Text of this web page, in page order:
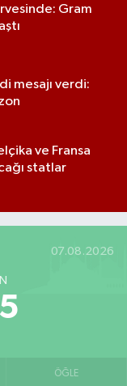
Gram
mesajı verdi:
ve Fransa
statlar
07.08.2026
ÖĞLE